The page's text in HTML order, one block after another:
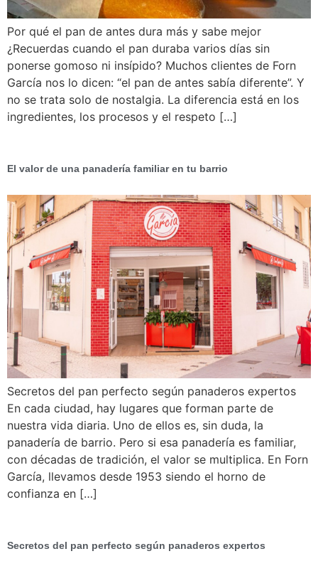
Por qué el pan de antes dura más y sabe mejor
¿Recuerdas cuando el pan duraba varios días sin
ponerse gomoso ni insípido? Muchos clientes de Forn
García nos lo dicen: “el pan de antes sabía diferente”. Y
no se trata solo de nostalgia. La diferencia está en los
ingredientes, los procesos y el respeto […]
El valor de una panadería familiar en tu barrio
Secretos del pan perfecto según panaderos expertos
En cada ciudad, hay lugares que forman parte de
nuestra vida diaria. Uno de ellos es, sin duda, la
panadería de barrio. Pero si esa panadería es familiar,
con décadas de tradición, el valor se multiplica. En Forn
García, llevamos desde 1953 siendo el horno de
confianza en […]
Secretos del pan perfecto según panaderos expertos